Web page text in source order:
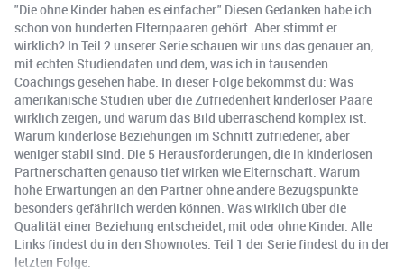
"Die ohne Kinder haben es einfacher." Diesen Gedanken habe ich
schon von hunderten Elternpaaren gehört. Aber stimmt er
wirklich? In Teil 2 unserer Serie schauen wir uns das genauer an,
mit echten Studiendaten und dem, was ich in tausenden
Coachings gesehen habe. In dieser Folge bekommst du: Was
amerikanische Studien über die Zufriedenheit kinderloser Paare
wirklich zeigen, und warum das Bild überraschend komplex ist.
Warum kinderlose Beziehungen im Schnitt zufriedener, aber
weniger stabil sind. Die 5 Herausforderungen, die in kinderlosen
Partnerschaften genauso tief wirken wie Elternschaft. Warum
hohe Erwartungen an den Partner ohne andere Bezugspunkte
besonders gefährlich werden können. Was wirklich über die
Qualität einer Beziehung entscheidet, mit oder ohne Kinder. Alle
Links findest du in den Shownotes. Teil 1 der Serie findest du in der
letzten Folge.